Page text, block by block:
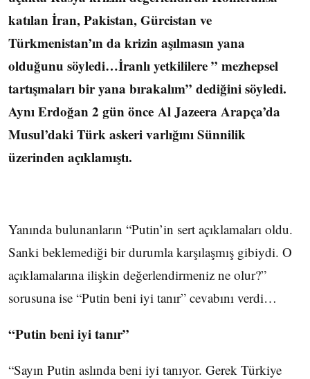
katılan İran, Pakistan, Gürcistan ve
Türkmenistan’ın da krizin aşılmasın yana
olduğunu söyledi…İranlı yetkililere ” mezhepsel
tartışmaları bir yana bırakalım” dediğini söyledi.
Aynı Erdoğan 2 gün önce Al Jazeera Arapça’da
Musul’daki Türk askeri varlığını Sünnilik
üzerinden açıklamıştı.
Yanında bulunanların “Putin’in sert açıklamaları oldu.
Sanki beklemediği bir durumla karşılaşmış gibiydi. O
açıklamalarına ilişkin değerlendirmeniz ne olur?”
sorusuna ise “Putin beni iyi tanır” cevabını verdi…
“Putin beni iyi tanır”
“Sayın Putin aslında beni iyi tanıyor. Gerek Türkiye